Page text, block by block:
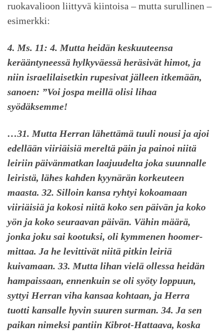
ruokavalioon liittyvä kiintoisa – mutta surullinen –
esimerkki:
4. Ms. 11: 4. Mutta heidän keskuuteensa
kerääntyneessä hylkyväessä heräsivät himot, ja
niin israelilaisetkin rupesivat jälleen itkemään,
sanoen: ”Voi jospa meillä olisi lihaa
syödäksemme!
…31. Mutta Herran lähettämä tuuli nousi ja ajoi
edellään viiriäisiä mereltä päin ja painoi niitä
leiriin päivänmatkan laajuudelta joka suunnalle
leiristä, lähes kahden kyynärän korkeuteen
maasta. 32. Silloin kansa ryhtyi kokoamaan
viiriäisiä ja kokosi niitä koko sen päivän ja koko
yön ja koko seuraavan päivän. Vähin määrä,
jonka joku sai kootuksi, oli kymmenen hoomer-
mittaa. Ja he levittivät niitä pitkin leiriä
kuivamaan. 33. Mutta lihan vielä ollessa heidän
hampaissaan, ennenkuin se oli syöty loppuun,
syttyi Herran viha kansaa kohtaan, ja Herra
tuotti kansalle hyvin suuren surman. 34. Ja sen
paikan nimeksi pantiin Kibrot-Hattaava, koska